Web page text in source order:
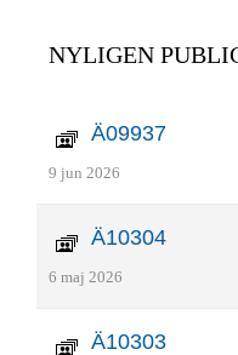
NYLIGEN
Ä09937
9 jun 2026
Ä10304
6 maj 2026
Ä10303